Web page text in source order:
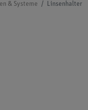
& Systeme Linsenhalter